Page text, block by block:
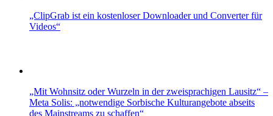
„ClipGrab ist ein kostenloser Downloader und Converter für
Videos“
„Mit Wohnsitz oder Wurzeln in der zweisprachigen Lausitz“ –
Meta Solis: „notwendige Sorbische Kulturangebote abseits
des Mainstreams zu schaffen“